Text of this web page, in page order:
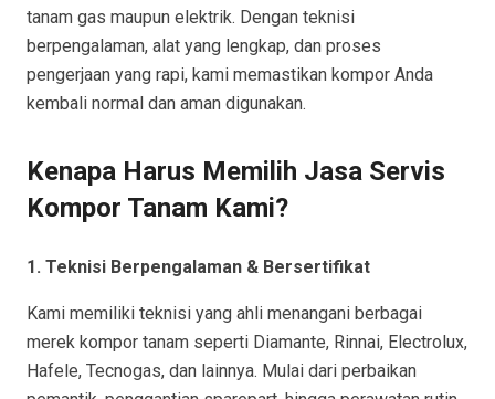
tanam gas maupun elektrik. Dengan teknisi
berpengalaman, alat yang lengkap, dan proses
pengerjaan yang rapi, kami memastikan kompor Anda
kembali normal dan aman digunakan.
Kenapa Harus Memilih Jasa Servis
Kompor Tanam Kami?
1. Teknisi Berpengalaman & Bersertifikat
Kami memiliki teknisi yang ahli menangani berbagai
merek kompor tanam seperti Diamante, Rinnai, Electrolux,
Hafele, Tecnogas, dan lainnya. Mulai dari perbaikan